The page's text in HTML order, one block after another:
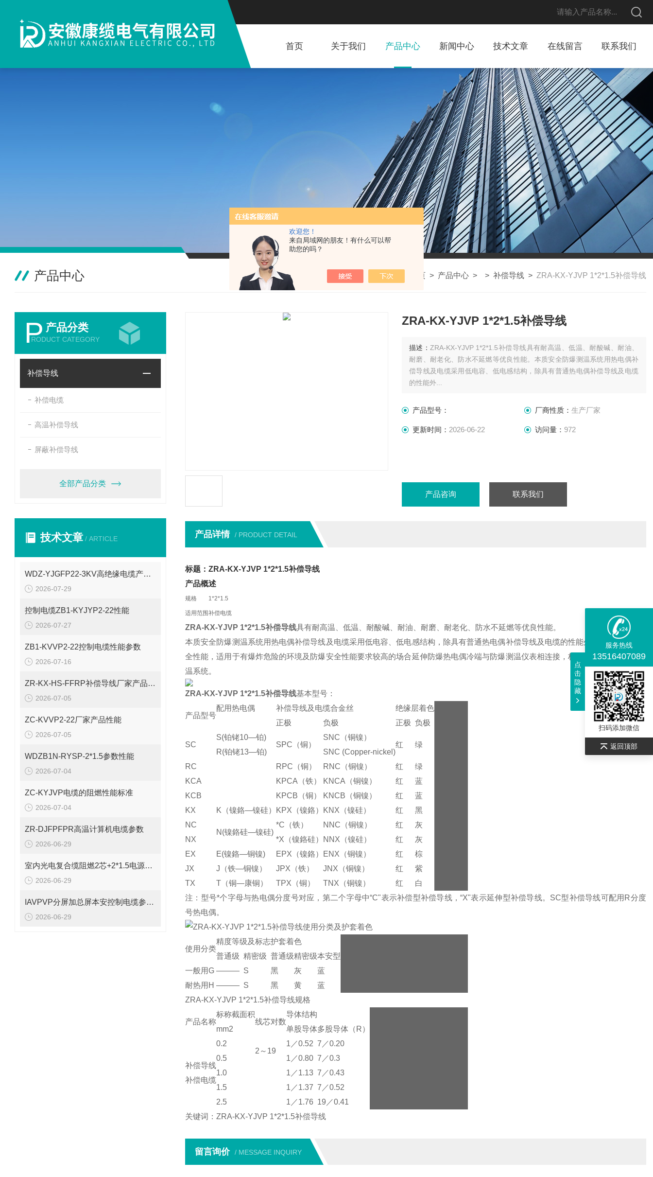
欢迎您！
来自局域网的朋友！有什么可以帮
助您的吗？
首页 关于我们 产品中心 新闻中心 技术文章 在线留言 联系我们
产品中心 我的位置： 首页 > 产品中心 > > 补偿导线 > ZRA-KX-YJVP 1*2*1.5补偿导线
P 产品分类
RODUCT CATEGORY
补偿导线
补偿电缆
高温补偿导线
屏蔽补偿导线
全部产品分类
技术文章 / ARTICLE
WDZ-YJGFP22-3KV高绝缘电缆产品介绍
2026-07-29
控制电缆ZB1-KYJYP2-22性能
2026-07-27
ZB1-KVVP2-22控制电缆性能参数
2026-07-16
ZR-KX-HS-FFRP补偿导线厂家产品性能
2026-07-05
ZC-KVVP2-22厂家产品性能
2026-07-05
WDZB1N-RYSP-2*1.5参数性能
2026-07-04
ZC-KYJVP电缆的阻燃性能标准
2026-07-04
ZR-DJFPFPR高温计算机电缆参数
2026-06-29
室内光电复合缆阻燃2芯+2*1.5电源线参数
2026-06-29
IAVPVP分屏加总屏本安控制电缆参数表
2026-06-29
ZRA-KX-YJVP 1*2*1.5补偿导线
描述： ZRA-KX-YJVP 1*2*1.5补偿导线具有耐高温、低温、耐酸碱、耐油、
耐磨、耐老化、防水不延燃等优良性能。本质安全防爆测温系统用热电偶补
偿导线及电缆采用低电容、低电感结构，除具有普通热电偶补偿导线及电缆
的性能外...
产品型号： 厂商性质： 生产厂家
更新时间： 2026-06-22 访问量： 972
产品咨询 联系我们
产品详情 / PRODUCT DETAIL
标题：ZRA-KX-YJVP 1*2*1.5补偿导线
产品概述
规格 1*2*1.5
适用范围补偿电缆
ZRA-KX-YJVP 1*2*1.5补偿导线具有耐高温、低温、耐酸碱、耐油、耐磨、耐老化、防水不延燃等优良性能。
本质安全防爆测温系统用热电偶补偿导线及电缆采用低电容、低电感结构，除具有普通热电偶补偿导线及电缆的性能外，还具有防爆安
全性能，适用于有爆炸危险的环境及防爆安全性能要求较高的场合延伸防爆热电偶冷端与防爆测温仪表相连接，构成本质安全热电偶测
温系统。
ZRA-KX-YJVP 1*2*1.5补偿导线基本型号：
产品型号
配用热电偶 补偿导线及电缆合金丝
绝缘层着色
正极
负极 正极 负极
SC
S(铂铑10—铂)
R(铂铑13—铂)
SPC（铜）
SNC（铜镍）
SNC (Copper-nickel)
红 绿
RC RPC（铜） RNC（铜镍） 红
绿
KCA
K（镍鉻—镍硅）
KPCA（铁） KNCA（铜镍） 红
蓝
KCB
KPCB（铜） KNCB（铜镍） 红
蓝
KX
KPX（镍鉻） KNX（镍硅） 红
黑
NC
N(镍鉻硅—镍硅)
*C（铁） NNC（铜镍） 红
灰
NX
*X（镍鉻硅） NNX（镍硅） 红
灰
EX
E(镍鉻—铜镍) EPX（镍鉻） ENX（铜镍） 红
棕
JX
J（铁—铜镍） JPX（铁） JNX（铜镍） 红
紫
TX
T（铜—康铜） TPX（铜） TNX（铜镍） 红
白
注：型号*个字母与热电偶分度号对应，第二个字母中“C"表示补偿型补偿导线，“X"表示延伸型补偿导线。SC型补偿导线可配用R分度
号热电偶。
ZRA-KX-YJVP 1*2*1.5补偿导线使用分类及护套着色
使用分类
精度等级及标志护套着色
普通级 精密级 普通级精密级本安型
一般用G ――― S 黑 灰
蓝
耐热用H ――― S 黑 黄
蓝
ZRA-KX-YJVP 1*2*1.5补偿导线规格
产品名称
标称截面积
mm2
线芯对数
导体结构
单股导体多股导体（R）
补偿导线
补偿电缆
0.2
2～19
1／0.52 7／0.20
0.5
1／0.80 7／0.3
1.0
1／1.13 7／0.43
1.5
1／1.37 7／0.52
2.5
1／1.76 19／0.41
关键词：ZRA-KX-YJVP 1*2*1.5补偿导线
留言询价 / MESSAGE INQUIRY
服务热线
13516407089
扫码添加微信
返回顶部
点
击
隐
藏